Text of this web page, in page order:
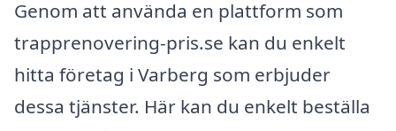
Genom att använda en plattform som
trapprenovering-pris.se kan du enkelt
hitta företag i Varberg som erbjuder
dessa tjänster. Här kan du enkelt beställa